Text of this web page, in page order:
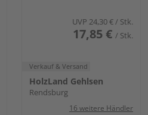
UVP 24,30 €/ Stk.
17,85 € / Stk.
Verkauf & Versand
HolzLand Gehlsen
Rendsburg
16 weitere Händler